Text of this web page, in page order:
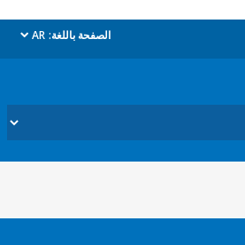
الصفحة باللغة: AR
dropdown